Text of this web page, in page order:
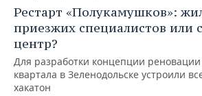
Рестарт «Полукамушков»:
приезжих специалистов или
центр?
Для разработки концепции реновации
квартала в Зеленодольске устроили
хакатон